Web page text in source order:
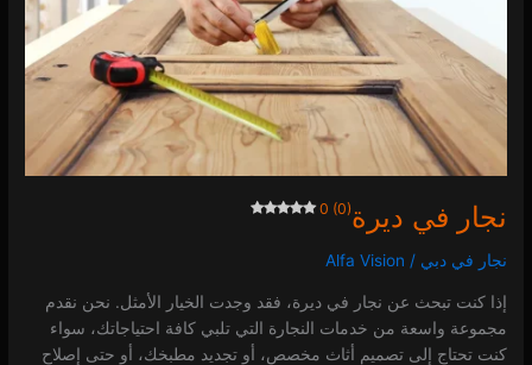
نجار في ديرة0 (0)
نجار في دبي /
Alfa Vision
إذا كنت تبحث عن نجار في ديرة، فقد وجدت الخيار الأمثل. نحن نقدم
مجموعة واسعة من خدمات النجارة التي تلبي كافة احتياجاتك، سواء
كنت تحتاج إلى تصميم أثاث مخصص، أو تجديد مطبخك، أو حتى إصلاح